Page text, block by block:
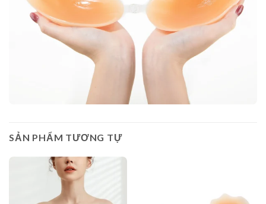
SẢN PHẨM TƯƠNG TỰ